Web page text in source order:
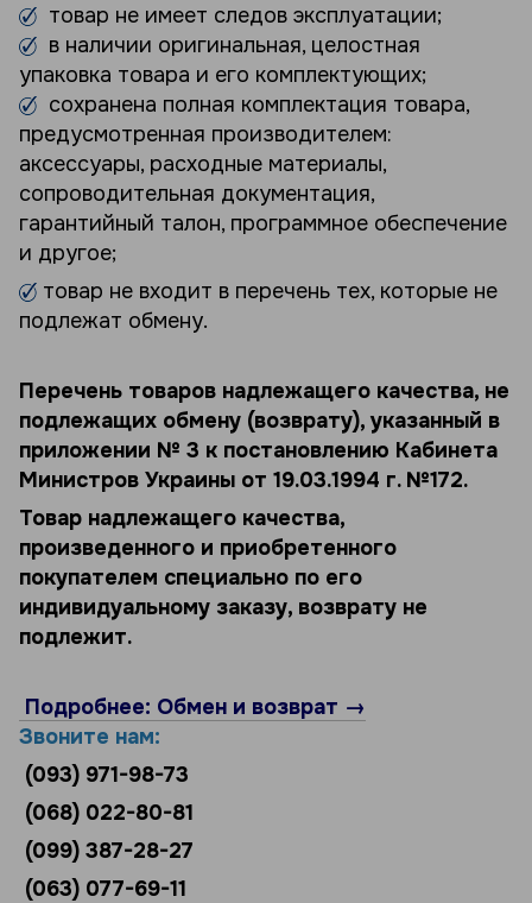
товар не имеет следов эксплуатации;
в наличии оригинальная, целостная
упаковка товара и его комплектующих;
сохранена полная комплектация товара,
предусмотренная производителем:
аксессуары, расходные материалы,
сопроводительная документация,
гарантийный талон, программное обеспечение
и другое;
товар не входит в перечень тех, которые не
подлежат обмену.
Перечень товаров надлежащего качества, не
подлежащих обмену (возврату), указанный в
приложении № 3 к постановлению Кабинета
Министров Украины от 19.03.1994 г. №172.
Товар надлежащего качества,
произведенного и приобретенного
покупателем специально по его
индивидуальному заказу, возврату не
подлежит.
Подробнее: Обмен и возврат →
Звоните нам:
(093) 971-98-73
(068) 022-80-81
(099) 387-28-27
(063) 077-69-11